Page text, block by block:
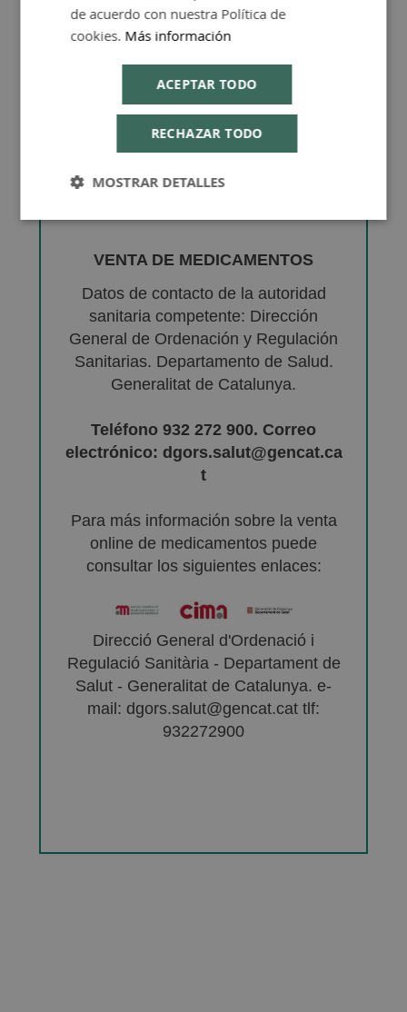
VENTA DE MEDICAMENTOS
Datos de contacto de la autoridad
sanitaria competente: Dirección
General de Ordenación y Regulación
Sanitarias. Departamento de Salud.
Generalitat de Catalunya.
Teléfono 932 272 900. Correo
electrónico: dgors.salut@gencat.ca
t
Para más información sobre la venta
online de medicamentos puede
consultar los siguientes enlaces:
Direcció General d'Ordenació i
Regulació Sanitària - Departament de
Salut - Generalitat de Catalunya. e-
mail: dgors.salut@gencat.cat tlf:
932272900
de acuerdo con nuestra Política de
cookies. Más información
ACEPTAR TODO
RECHAZAR TODO
MOSTRAR DETALLES